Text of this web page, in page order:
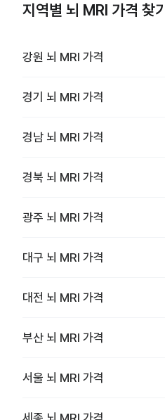
지역별 뇌 MRI 가격 찾
강원 뇌 MRI 가격
경기 뇌 MRI 가격
경남 뇌 MRI 가격
경북 뇌 MRI 가격
광주 뇌 MRI 가격
대구 뇌 MRI 가격
대전 뇌 MRI 가격
부산 뇌 MRI 가격
서울 뇌 MRI 가격